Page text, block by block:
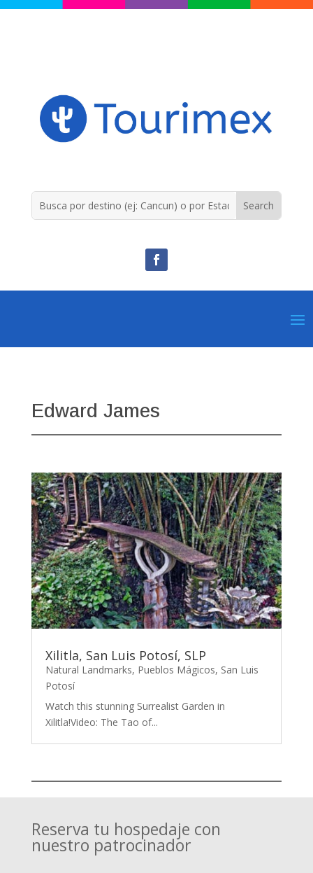
Edward James
Xilitla, San Luis Potosí, SLP
Natural Landmarks, Pueblos Mágicos, San Luis
Potosí
Watch this stunning Surrealist Garden in
Xilitla!Video: The Tao of...
Reserva tu hospedaje con
nuestro patrocinador